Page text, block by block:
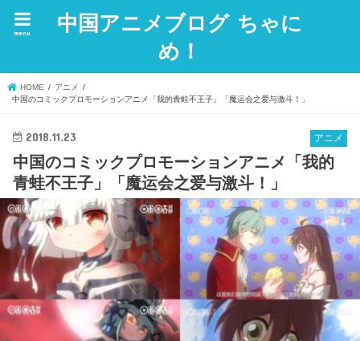
中国アニメブログ ちゃに
め！
menu
HOME
アニメ
中国のコミックプロモーションアニメ「我的青蛙不王子」「魔运会之爱与激斗！」
アニメ
2018.11.23
中国のコミックプロモーションアニメ「我的
青蛙不王子」「魔运会之爱与激斗！」